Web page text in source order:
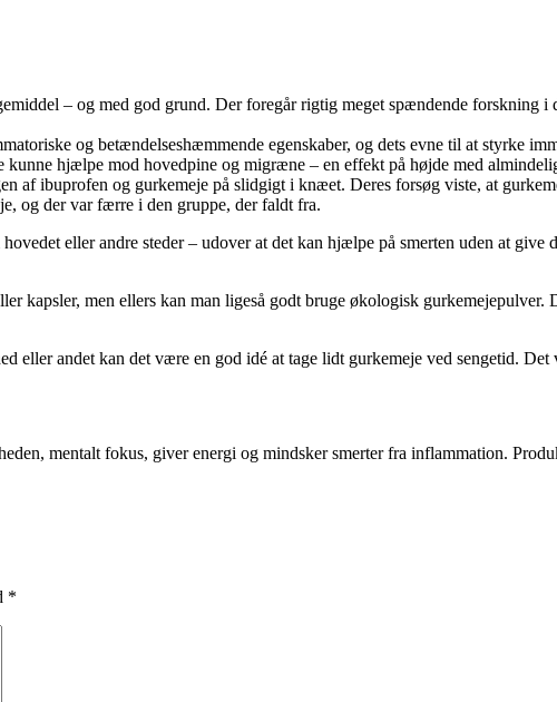
– og med god grund. Der foregår rigtig meget spændende forskning
og betændelseshæmmende egenskaber, og dets evne til at styrke
hjælpe mod hovedpine og migræne – en effekt på højde med
af ibuprofen og gurkemeje på slidgigt i knæet. Deres forsøg viste, at
og der var færre i den gruppe, der faldt fra.
eller andre steder – udover at det kan hjælpe på smerten uden at give
kapsler, men ellers kan man ligeså godt bruge økologisk
eller andet kan det være en god idé at tage lidt gurkemeje ved sengetid.
mentalt fokus, giver energi og mindsker smerter fra inflammation.
*